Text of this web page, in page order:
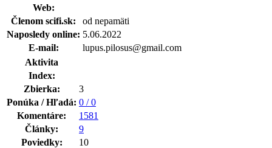
Web:
Členom scifi.sk:
od nepamäti
Naposledy online: 5.06.2022
E-mail:
lupus.pilosus@gmail.com
Aktivita
Index:
Zbierka:
3
Ponúka / Hľadá: 0 / 0
Komentáre:
1581
Články:
9
Poviedky:
10